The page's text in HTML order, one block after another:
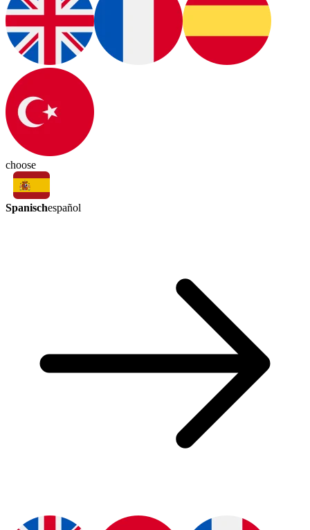
choose
Spanischespañol